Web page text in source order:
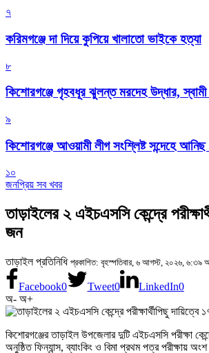
৭
করিমগঞ্জে দা দিয়ে কুপিয়ে খালাতো ভাইকে হত্যা
৮
কিশোরগঞ্জে গৃহবধূর ঝুলন্ত মরদেহ উদ্ধার,
৯
কিশোরগঞ্জে আওয়ামী লীগ সংশ্লিষ্ট সন্দেহে
১০
জনপ্রিয় সব খবর
তাড়াইলের ২ এইচএসসি কেন্দ্রে
জন
তাড়াইল প্রতিনিধি প্রকাশিত: বৃহস্পতিবার, ৬ আগস্ট, ২০২৬, ৬:৩৯
Facebook0 Tweet0 LinkedIn0
অ- অ+
কিশোরগঞ্জের তাড়াইল উপজেলার দুটি এইচএসসি পরীক্ষা
অনুষ্ঠিত ফিন্যান্স, ব্যাংকিং ও বিমা প্রথম পত্র পরীক্ষায়